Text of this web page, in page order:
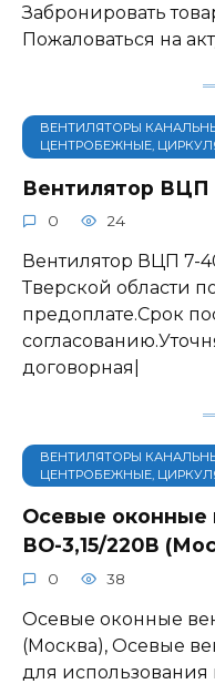
Забронировать
Пожаловаться на
ВЕНТИЛЯТОРЫ
ЦЕНТРОБЕЖНЫЕ,
Вентилятор ВЦП
0 24
Вентилятор ВЦП 7-
Тверской области
предоплате.Срок
договорная|
ВЕНТИЛЯТОРЫ
ЦЕНТРОБЕЖНЫЕ,
Осевые оконные
ВО-3,15/220В
0 38
Осевые оконные
(Москва), Осевые
для